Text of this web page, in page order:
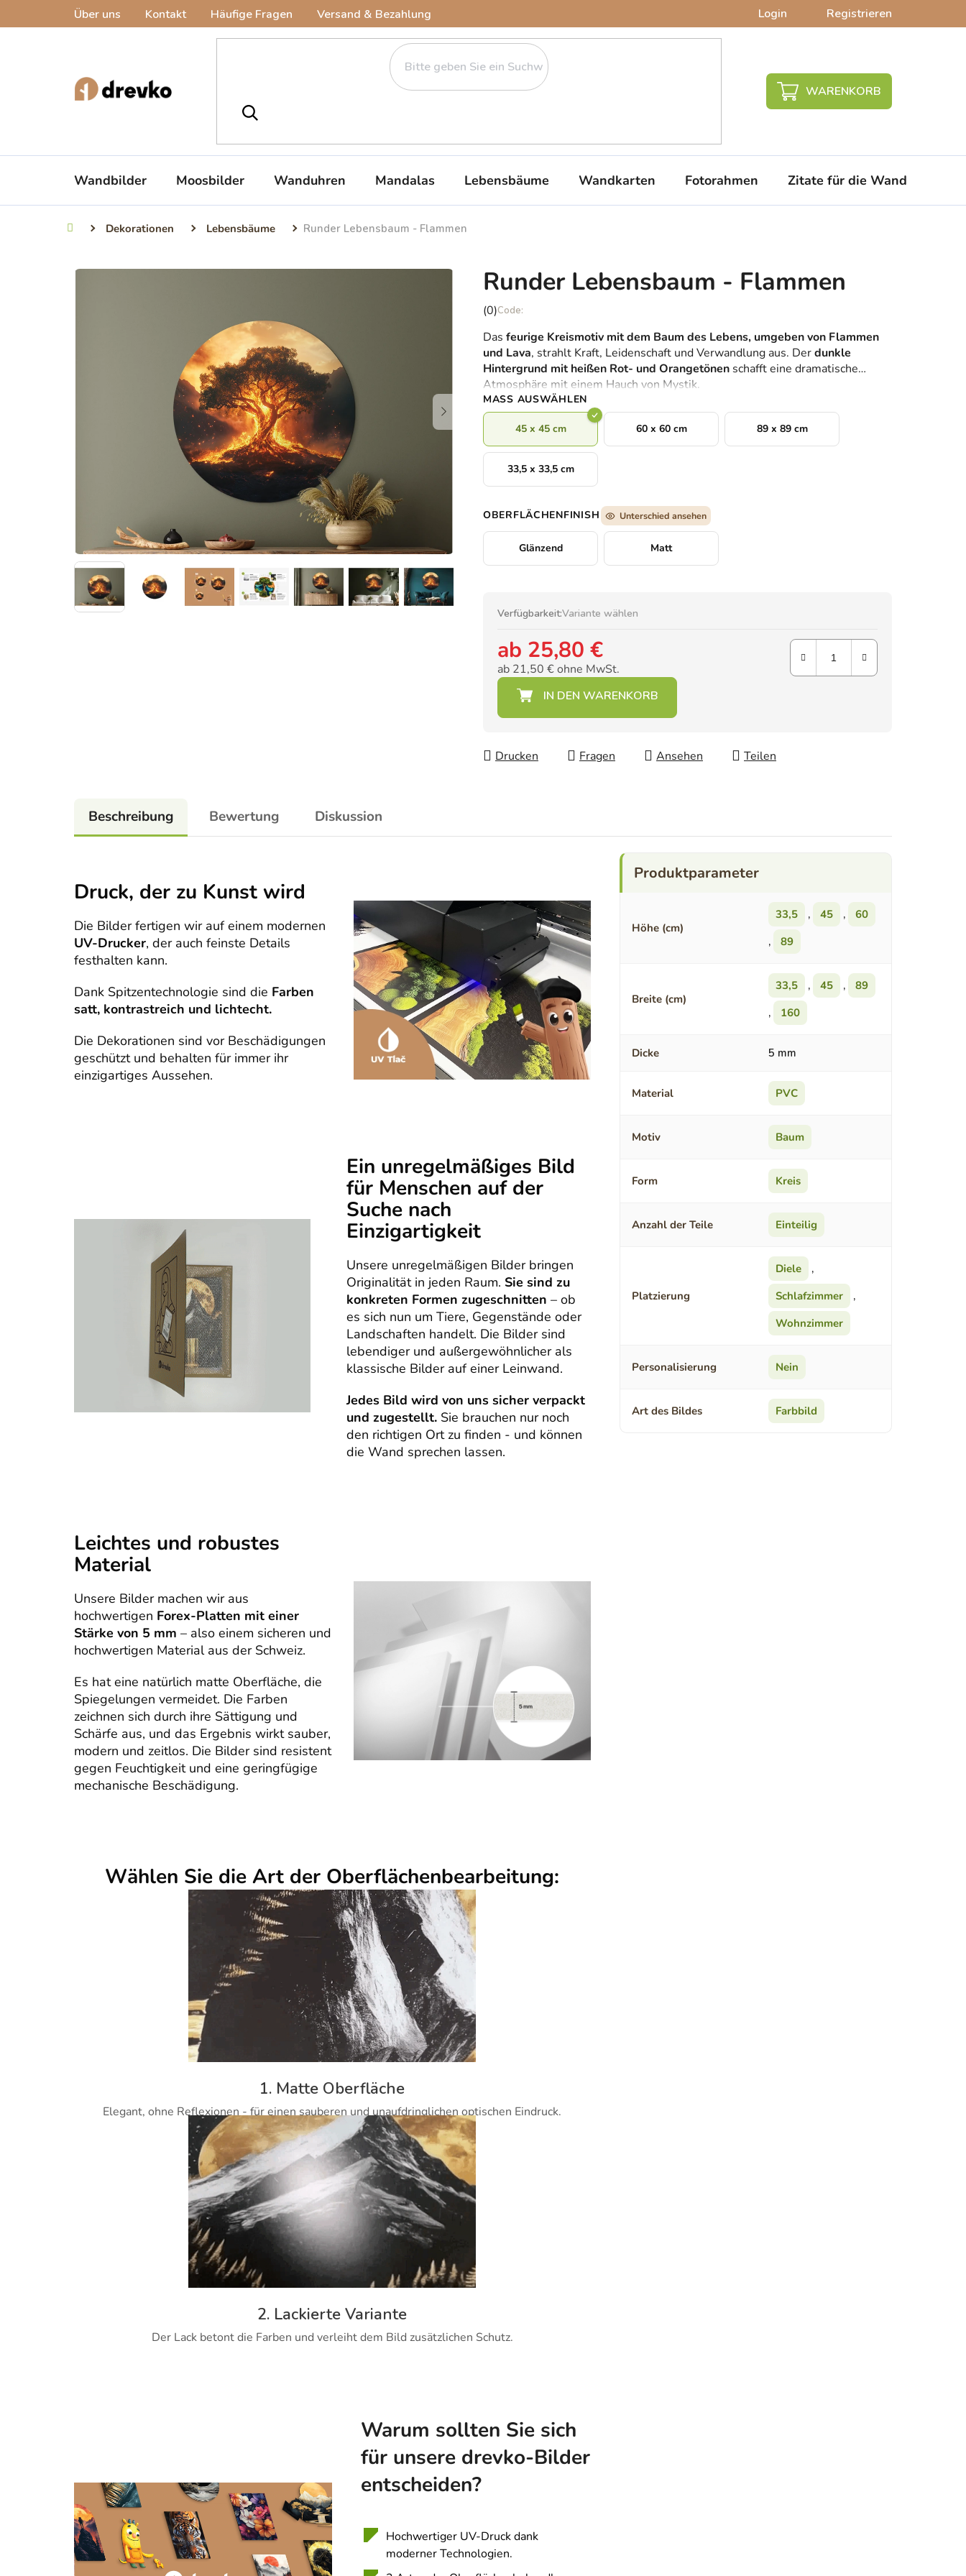
Über uns Kontakt Häufige Fragen Versand & Bezahlung Login Registrieren
WARENKORB
Wandbilder Moosbilder Wanduhren Mandalas Lebensbäume Wandkarten Fotorahmen Zitate für die Wand
StartseiteDekorationen Lebensbäume Runder Lebensbaum - Flammen
Runder Lebensbaum - Flammen
Die
Produktbewertung
ist
0,0
von
5
Sternen.
(0)
Das feurige Kreismotiv mit dem Baum des Lebens, umgeben von Flammen
und Lava, strahlt Kraft, Leidenschaft und Verwandlung aus. Derdunkle
Hintergrund mit heißen Rot- und Orangetönen schafft eine dramatische
Atmosphäre mit einem Hauch von Mystik.
MASS AUSWÄHLEN
45 x 45 cm 60 x 60 cm 89 x 89 cm
33,5 x 33,5 cm
OBERFLÄCHENFINISH Unterschied ansehen
Glänzend Matt
Verfügbarkeit:Variante wählen
ab 25,80 €
ab 21,50 €ohne MwSt.
Verkaufspreis:
Drucken Fragen Ansehen Teilen
Beschreibung Bewertung Diskussion
Druck, der zu Kunst wird
Die Bilder fertigen wir auf einem modernen
UV-Drucker, der auch feinste Details
festhalten kann.
Dank Spitzentechnologie sind die Farben
satt, kontrastreich und lichtecht.
Die Dekorationen sind vor Beschädigungen
geschützt und behalten für immer ihr
einzigartiges Aussehen.
Ein unregelmäßiges Bild
für Menschen auf der
Suche nach
Einzigartigkeit
Unsere unregelmäßigen Bilder bringen
Originalität in jeden Raum. Sie sind zu
konkreten Formen zugeschnitten – ob
es sich nun um Tiere, Gegenstände oder
Landschaften handelt. Die Bilder sind
lebendiger und außergewöhnlicher als
klassische Bilder auf einer Leinwand.
Jedes Bild wird von uns sicher verpackt
und zugestellt. Sie brauchen nur noch
den richtigen Ort zu finden - und können
die Wand sprechen lassen.
Leichtes und robustes
Material
Unsere Bilder machen wir aus
hochwertigen Forex-Platten mit einer
Stärke von 5 mm – also einem sicheren und
hochwertigen Material aus der Schweiz.
Es hat eine natürlich matte Oberfläche, die
Spiegelungen vermeidet. Die Farben
zeichnen sich durch ihre Sättigung und
Schärfe aus, und das Ergebnis wirkt sauber,
modern und zeitlos. Die Bilder sind resistent
gegen Feuchtigkeit und eine geringfügige
mechanische Beschädigung.
Wählen Sie die Art der Oberflächenbearbeitung:
1. Matte Oberfläche
Elegant, ohne Reflexionen - für einen sauberen und unaufdringlichen optischen Eindruck.
2. Lackierte Variante
Der Lack betont die Farben und verleiht dem Bild zusätzlichen Schutz.
Warum sollten Sie sich
für unsere drevko-Bilder
entscheiden?
Hochwertiger UV-Druck dank
moderner Technologien.
Höhe (cm)
33,5 , 45 ,
60
,
89
Breite (cm)
33,5 , 45 ,
89
,
160
Dicke 5 mm
Material PVC
Motiv Baum
Form Kreis
Anzahl der Teile Einteilig
Platzierung
Diele
,
Schlafzimmer
,
Wohnzimmer
Personalisierung Nein
Art des Bildes Farbbild